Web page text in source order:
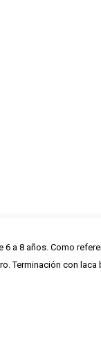
a 8 años. Como
Terminación con